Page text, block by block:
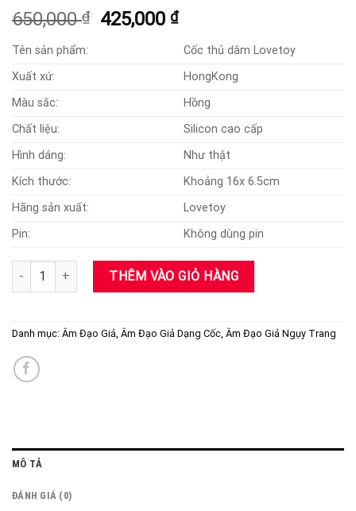
650,000₫
Giá
650,000 ₫.
425,000₫Giá
tại
là:
425,000 ₫.
Tên sản phẩm:
Cốc thủ dâm Lovetoy
Xuất xứ:
HongKong
Màu sắc:
Hồng
Chất liệu:
Silicon cao cấp
Hình dáng:
Như thật
Kích thước:
Khoảng 16x 6.5cm
Hãng sản xuất:
Lovetoy
Pin:
Không dùng pin
Cốc Thủ Dâm Lovetoy Cao Cấp Hỗ Trợ Sinh Lý Nam Giới số lượng
THÊM VÀO GIỎ HÀNG
Danh mục: Âm Đạo Giả, Âm Đạo Giả Dạng Cốc, Âm Đạo Giả Ngụy Trang
MÔ TẢ
ĐÁNH GIÁ (0)